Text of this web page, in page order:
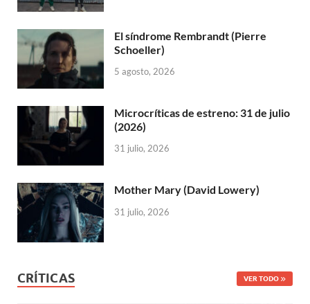
El síndrome Rembrandt (Pierre
Schoeller)
5 agosto, 2026
Microcríticas de estreno: 31 de julio
(2026)
31 julio, 2026
Mother Mary (David Lowery)
31 julio, 2026
CRÍTICAS VER TODO